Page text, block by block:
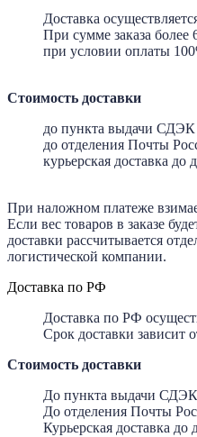
Доставка
При сумме заказа более
при условии оплаты
Стоимость доставки
до пункта выдачи СДЭК
до отделения Почты
курьерская доставка до
При наложном платеже
Если вес товаров в заказе
доставки рассчитывается
логистической компании.
Доставка по РФ
Доставка по РФ
Срок доставки зависит
Стоимость доставки
До пункта выдачи СДЭК
До отделения Почты
Курьерская доставка до